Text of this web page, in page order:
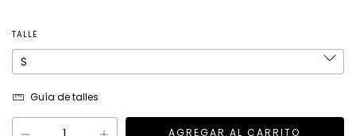
TALLE
Guía de talles